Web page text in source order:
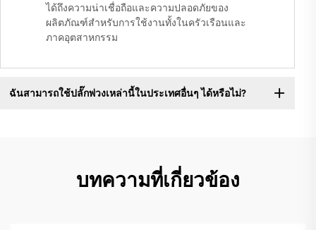
ได้ถึงความน่าเชื่อถือและความปลอดภัยของ
ผลิตภัณฑ์สำหรับการใช้งานทั้งในครัวเรือนและ
ภาคอุตสาหกรรม
ฉันสามารถใช้ปลั๊กพ่วงเหล่านี้ในประเทศอื่นๆ ได้หรือไม่?
บทความที่เกี่ยวข้อง